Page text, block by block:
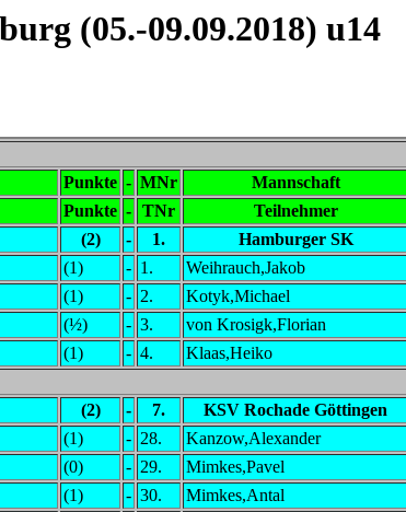
(05.-09.09.2018) u14
Punkte - MNr Mannschaft
Punkte - TNr Teilnehmer
(2) - 1. Hamburger SK
(1) - 1. Weihrauch,Jakob
(1) - 2. Kotyk,Michael
(½) - 3. von Krosigk,Florian
(1) - 4. Klaas,Heiko
(2) - 7. KSV Rochade Göttingen
(1) - 28. Kanzow,Alexander
(0) - 29. Mimkes,Pavel
(1) - 30. Mimkes,Antal